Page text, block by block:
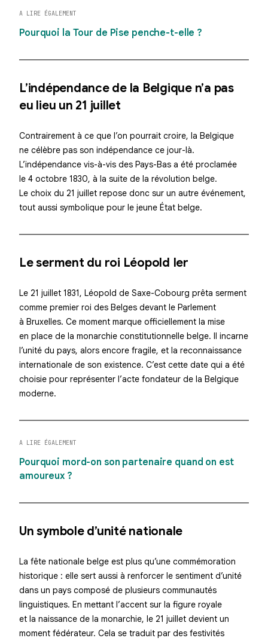
A LIRE ÉGALEMENT
Pourquoi la Tour de Pise penche-t-elle ?
L’indépendance de la Belgique n’a pas
eu lieu un 21 juillet
Contrairement à ce que l’on pourrait croire, la Belgique
ne célèbre pas son indépendance ce jour-là.
L’indépendance vis-à-vis des Pays-Bas a été proclamée
le 4 octobre 1830, à la suite de la révolution belge.
Le choix du 21 juillet repose donc sur un autre événement,
tout aussi symbolique pour le jeune État belge.
Le serment du roi Léopold Ier
Le 21 juillet 1831, Léopold de Saxe-Cobourg prêta serment
comme premier roi des Belges devant le Parlement
à Bruxelles. Ce moment marque officiellement la mise
en place de la monarchie constitutionnelle belge. Il incarne
l’unité du pays, alors encore fragile, et la reconnaissance
internationale de son existence. C’est cette date qui a été
choisie pour représenter l’acte fondateur de la Belgique
moderne.
A LIRE ÉGALEMENT
Pourquoi mord-on son partenaire quand on est
amoureux ?
Un symbole d’unité nationale
La fête nationale belge est plus qu’une commémoration
historique : elle sert aussi à renforcer le sentiment d’unité
dans un pays composé de plusieurs communautés
linguistiques. En mettant l’accent sur la figure royale
et la naissance de la monarchie, le 21 juillet devient un
moment fédérateur. Cela se traduit par des festivités